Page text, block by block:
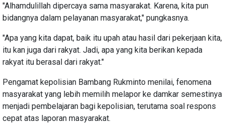
"Alhamdulillah dipercaya sama masyarakat. Karena, kita pun
bidangnya dalam pelayanan masyarakat," pungkasnya.
"Apa yang kita dapat, baik itu upah atau hasil dari pekerjaan kita,
itu kan juga dari rakyat. Jadi, apa yang kita berikan kepada
rakyat itu berasal dari rakyat."
Pengamat kepolisian Bambang Rukminto menilai, fenomena
masyarakat yang lebih memilih melapor ke damkar semestinya
menjadi pembelajaran bagi kepolisian, terutama soal respons
cepat atas laporan masyarakat.